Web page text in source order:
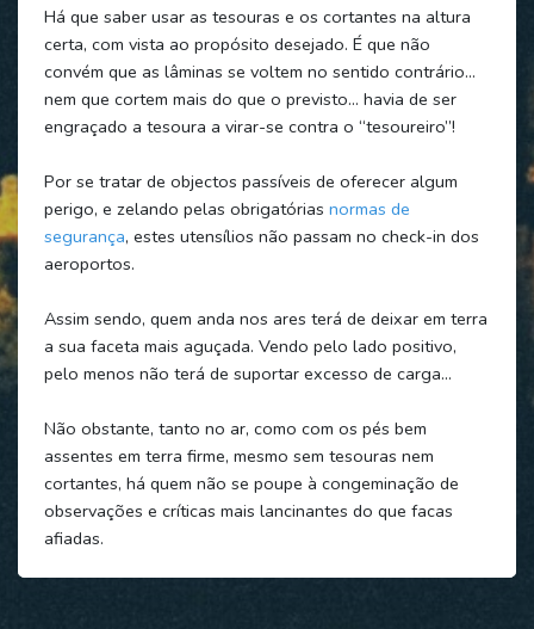
Há que saber usar as tesouras e os cortantes na altura
certa, com vista ao propósito desejado. É que não
convém que as lâminas se voltem no sentido contrário…
nem que cortem mais do que o previsto… havia de ser
engraçado a tesoura a virar-se contra o “tesoureiro”!
Por se tratar de objectos passíveis de oferecer algum
perigo, e zelando pelas obrigatórias normas de
segurança, estes utensílios não passam no check-in dos
aeroportos.
Assim sendo, quem anda nos ares terá de deixar em terra
a sua faceta mais aguçada. Vendo pelo lado positivo,
pelo menos não terá de suportar excesso de carga…
Não obstante, tanto no ar, como com os pés bem
assentes em terra firme, mesmo sem tesouras nem
cortantes, há quem não se poupe à congeminação de
observações e críticas mais lancinantes do que facas
afiadas.